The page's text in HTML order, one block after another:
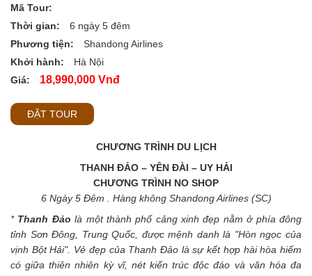
Mã Tour:
Thời gian:
6 ngày 5 đêm
Phương tiện:
Shandong Airlines
Khởi hành:
Hà Nội
Giá:
18,990,000 Vnđ
ĐẶT TOUR
CHƯƠNG TRÌNH DU LỊCH
THANH ĐẢO– YÊN ĐÀI – UY HẢI
CHƯƠNG TRÌNH NO SHOP
6Ngày5Đêm . Hàng không ShandongAirlines(SC)
* Thanh Đảo là một thành phố cảng xinh đẹp nằm ở phía đông
tỉnh Sơn Đông, Trung Quốc, được mệnh danh là "Hòn ngọc của
vịnh Bột Hải". Vẻ đẹp của Thanh Đảo là sự kết hợp hài hòa hiếm
có giữa thiên nhiên kỳ vĩ, nét kiến trúc độc đáo và văn hóa đa